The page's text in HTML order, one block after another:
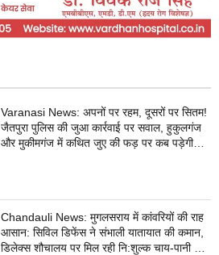
Varanasi News: अपनों पर रहम, दूसरों पर सितम!
जैतपुरा पुलिस की जुआ कार्रवाई पर सवाल, हुकुलगंज
और मुकीमगंज में कथित जुए की फड़ पर कब पड़ेगी
Chandauli News: मुगलसराय में कांवरियों की राह
आसान: सिविल डिफेंस ने संभाली यातायात की कमान,
डिलेक्स शौचालय पर मिल रही नि:शुल्क चाय-पानी की